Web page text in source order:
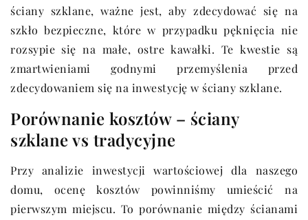
ściany szklane, ważne jest, aby zdecydować się na
szkło bezpieczne, które w przypadku pęknięcia nie
rozsypie się na małe, ostre kawałki. Te kwestie są
zmartwieniami godnymi przemyślenia przed
zdecydowaniem się na inwestycję w ściany szklane.
Porównanie kosztów – ściany
szklane vs tradycyjne
Przy analizie inwestycji wartościowej dla naszego
domu, ocenę kosztów powinniśmy umieścić na
pierwszym miejscu. To porównanie między ścianami